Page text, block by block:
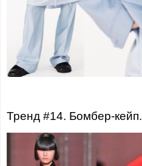
Тренд #14. Бомбер-кейп.